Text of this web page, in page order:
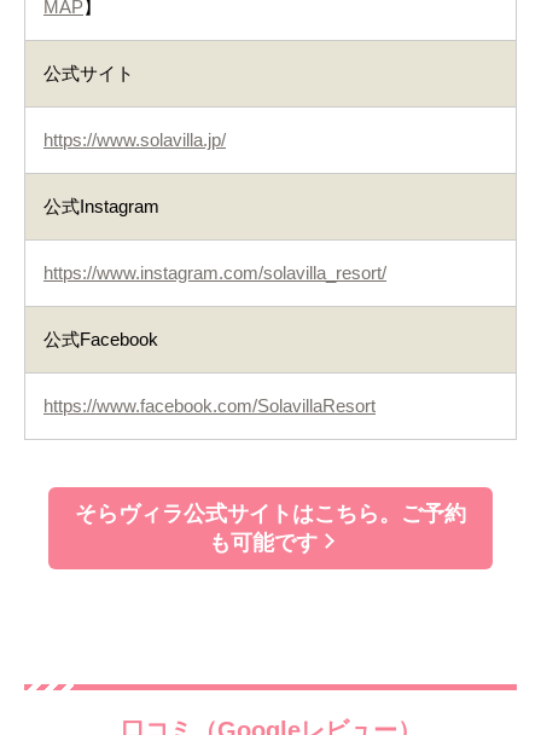
MAP】
公式サイト
https://www.solavilla.jp/
公式Instagram
https://www.instagram.com/solavilla_resort/
公式Facebook
https://www.facebook.com/SolavillaResort
そらヴィラ公式サイトはこちら。ご予約
も可能です